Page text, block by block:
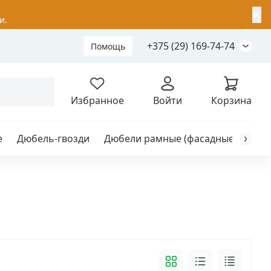
Помощь +375 (29) 169-74-74
Избранное Войти Корзина
Дюбель-гвозди Дюбели рамные (фасадные)